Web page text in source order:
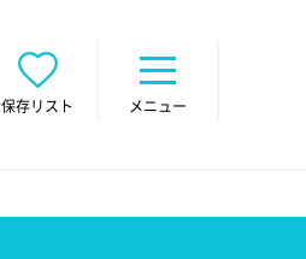
保存リスト メニュー